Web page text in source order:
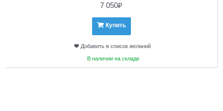
7 050₽
Купить
Добавить в список желаний
В наличии на складе